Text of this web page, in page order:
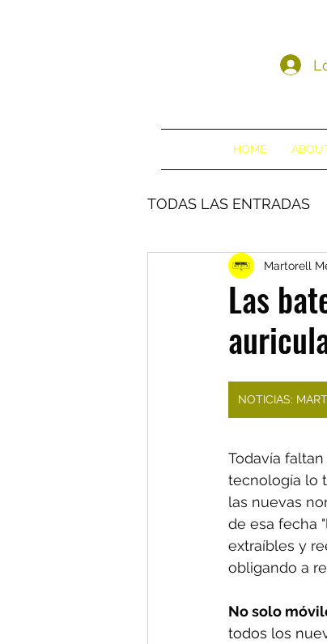
HOME
TODAS LAS ENTRADAS
Las
Martorell
NOTICIAS:
Todavía
tecnología lo
las nuevas
de esa fecha
extraíbles y
obligando a
No solo
todos los